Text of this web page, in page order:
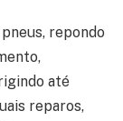
repondo
até
reparos,